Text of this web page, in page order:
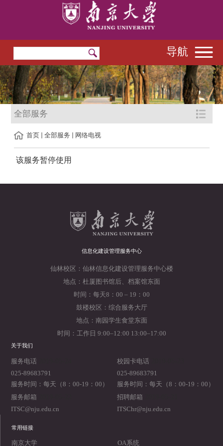
导航
全部服务
首页 全部服务 网络电视
该服务暂停使用
信息化建设管理服务中心
仙林校区：仙林信息化建设管理服务中心楼
地点：杜厦图书馆后、档案馆东面
时间：每天8：00 – 19：00
鼓楼校区：综合服务大厅
地点：南园学生食堂东面
时间：工作日 9:00–12:00 13:00–17:00
关于我们
服务电话
025-89683791
服务时间：每天（8：00-19：00）
校园卡电话
025-89683791
服务时间：每天（8：00-19：00）
服务邮箱
ITSC@nju.edu.cn
招聘邮箱
ITSChr@nju.edu.cn
常用链接
南京大学 OA系统